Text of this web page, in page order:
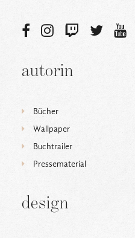
autorin
Bücher
Wallpaper
Buchtrailer
Pressematerial
design